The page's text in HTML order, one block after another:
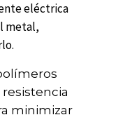
eléctrica
metal,
minimizar